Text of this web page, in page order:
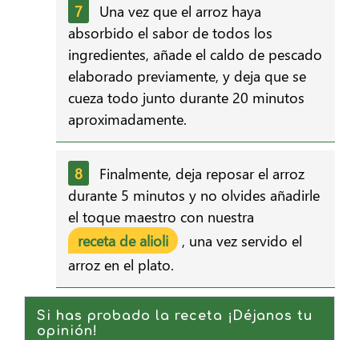
Una vez que el arroz haya
absorbido el sabor de todos los
ingredientes, añade el caldo de pescado
elaborado previamente, y deja que se
cueza todo junto durante 20 minutos
aproximadamente.
Finalmente, deja reposar el arroz
durante 5 minutos y no olvides añadirle
el toque maestro con nuestra
receta de alioli
, una vez servido el
arroz en el plato.
Si has probado la receta ¡Déjanos tu
opinión!